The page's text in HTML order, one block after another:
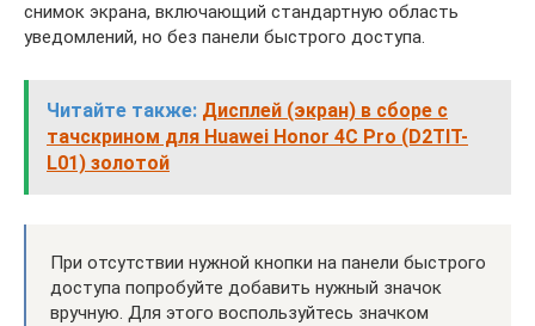
снимок экрана, включающий стандартную область
уведомлений, но без панели быстрого доступа.
Читайте также: Дисплей (экран) в сборе с
тачскрином для Huawei Honor 4C Pro (D2TIT-
L01) золотой
При отсутствии нужной кнопки на панели быстрого
доступа попробуйте добавить нужный значок
вручную. Для этого воспользуйтесь значком